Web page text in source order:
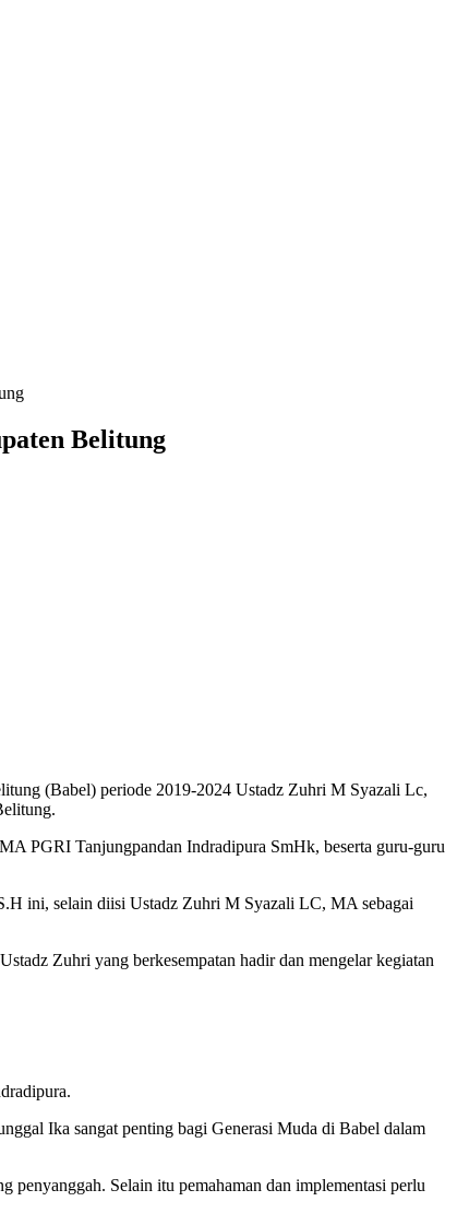
Belitung
(Babel) periode 2019-2024 Ustadz Zuhri M Syazali Lc,
PGRI Tanjungpandan Indradipura SmHk, beserta guru-guru
ini, selain diisi Ustadz Zuhri M Syazali LC, MA sebagai
Zuhri yang berkesempatan hadir dan mengelar kegiatan
Ika sangat penting bagi Generasi Muda di Babel dalam
penyanggah. Selain itu pemahaman dan implementasi perlu